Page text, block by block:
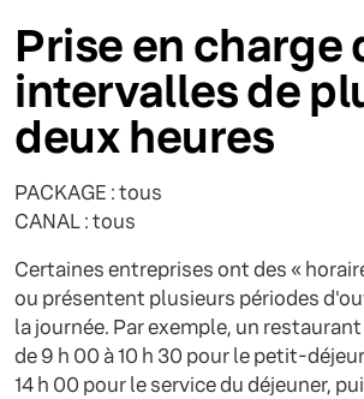
Prise en charge
intervalles de
deux heures
PACKAGE : tous
CANAL : tous
Certaines entreprises ont des «
ou présentent plusieurs périodes
la journée. Par exemple, un
de 9 h 00 à 10 h 30 pour le petit-
14 h 00 pour le service du déjeuner,